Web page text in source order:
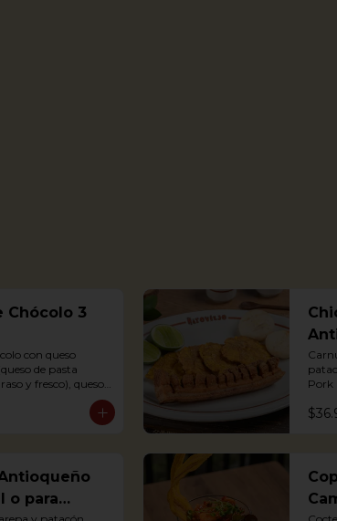
Chócolo 3
con queso
de pasta
y fresco), queso
o
Pork
o para